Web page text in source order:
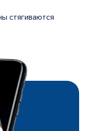
стягиваются